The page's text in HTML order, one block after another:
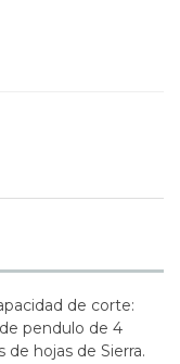
de corte:
pendulo de 4
de hojas de Sierra.